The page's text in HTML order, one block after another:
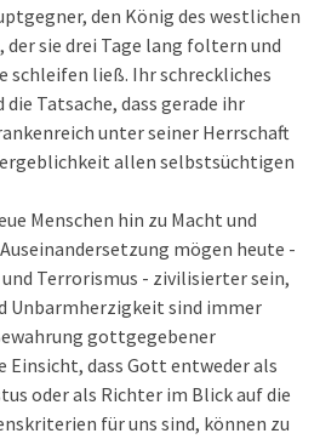
den König des westlichen
sie drei Tage lang foltern und
schleifen ließ. Ihr schreckliches
die Tatsache, dass gerade ihr
unter seiner Herrschaft
allen selbstsüchtigen
Menschen hin zu Macht und
mögen heute -
Terrorismus - zivilisierter sein,
Unbarmherzigkeit sind immer
gottgegebener
Einsicht, dass Gott entweder als
oder als Richter im Blick auf die
für uns sind, können zu